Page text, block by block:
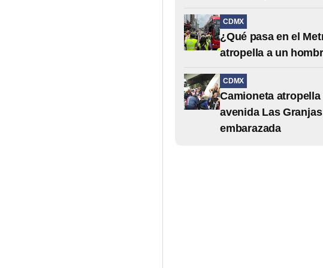
CDMX
¿Qué pasa en el
atropella a un
CDMX
Camioneta
avenida Las
embarazada